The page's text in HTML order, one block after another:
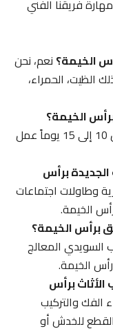
فريقنا الفني
نعم، نحن
الحمراء،
الخيمة؟
تستغرق عملية التفصيل والدهان عادة من 10 إلى 15 يوماً عمل
برأس
اجتماعات
الخيمة.
الخيمة؟
المعالج
الخيمة.
برأس
والتركيب
للخدش أو